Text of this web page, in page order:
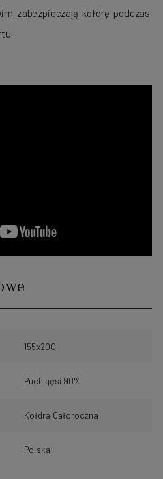
zabezpieczają kołdrę podczas
155x200
Puch gęsi 90%
Kołdra Całoroczna
Polska